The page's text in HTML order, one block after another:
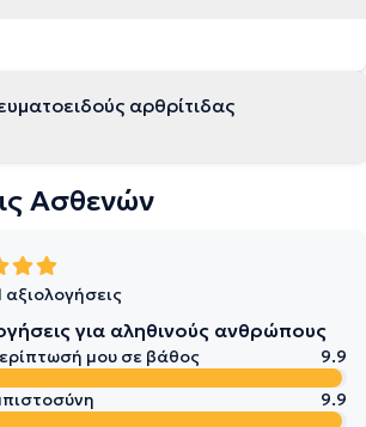
αρθρίτιδας
Ασθενών
αξιολογήσεις
για αληθινούς ανθρώπους
μου σε βάθος
9.9
9.9